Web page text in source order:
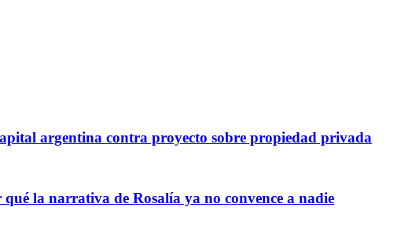
argentina contra proyecto sobre propiedad privada
la narrativa de Rosalía ya no convence a nadie